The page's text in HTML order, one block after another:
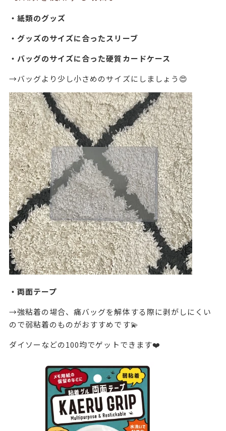
・紙類のグッズ
・グッズのサイズに合ったスリーブ
・バッグのサイズに合った硬質カードケース
→バッグより少し小さめのサイズにしましょう😍
・両面テープ
→強粘着の場合、痛バッグを解体する際に剥がしにくい
ので弱粘着のものがおすすめです💫
ダイソーなどの100均でゲットできます❤️